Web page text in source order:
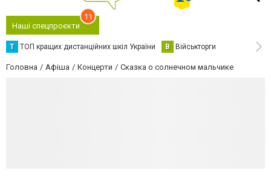
Наші спецпроєкти
11
Т ТОП кращих дистанційних шкіл України В Військторги
Головна Афіша Концерти Сказка о солнечном мальчике